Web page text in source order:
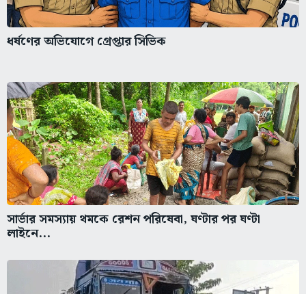
ধর্ষণের অভিযোগে গ্রেপ্তার সিভিক
সার্ভার সমস্যায় থমকে রেশন পরিষেবা, ঘণ্টার পর ঘণ্টা
লাইনে...